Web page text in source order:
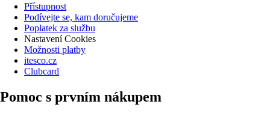
Přístupnost
Podívejte se, kam doručujeme
Poplatek za službu
Nastavení Cookies
Možnosti platby
itesco.cz
Clubcard
Pomoc s prvním nákupem